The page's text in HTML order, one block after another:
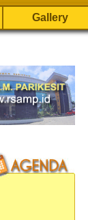
Gallery